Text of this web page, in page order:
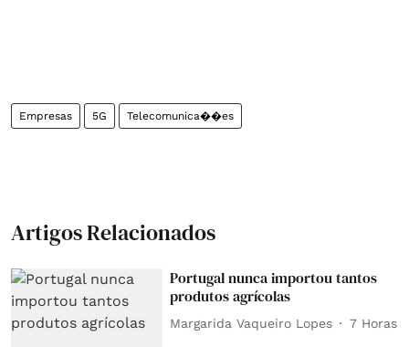
Empresas 5G Telecomunica��es
Artigos Relacionados
Portugal nunca importou tantos
produtos agrícolas
Margarida Vaqueiro Lopes 7 Horas